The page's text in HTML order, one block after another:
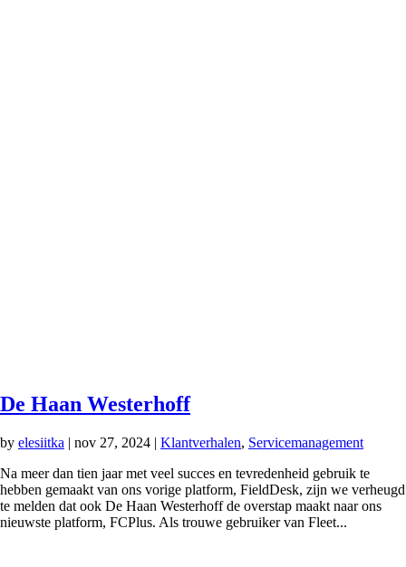
De Haan Westerhoff
by elesiitka | nov 27, 2024 | Klantverhalen, Servicemanagement
Na meer dan tien jaar met veel succes en tevredenheid gebruik te
hebben gemaakt van ons vorige platform, FieldDesk, zijn we verheugd
te melden dat ook De Haan Westerhoff de overstap maakt naar ons
nieuwste platform, FCPlus. Als trouwe gebruiker van Fleet...